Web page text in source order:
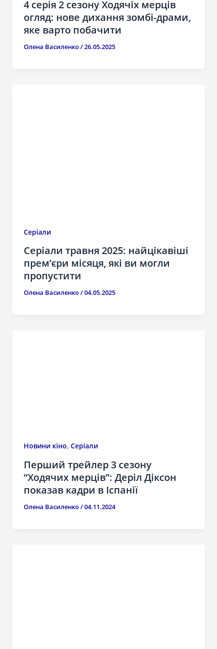
4 серія 2 сезону Ходячіх мерців
огляд: нове дихання зомбі-драми,
яке варто побачити
Олена Василенко/26.05.2025
Серіали
Серіали травня 2025: найцікавіші
прем’єри місяця, які ви могли
пропустити
Олена Василенко/04.05.2025
Новини кіно, Серіали
Перший трейлер 3 сезону
“Ходячих мерців”: Деріл Діксон
показав кадри в Іспанії
Олена Василенко/04.11.2024